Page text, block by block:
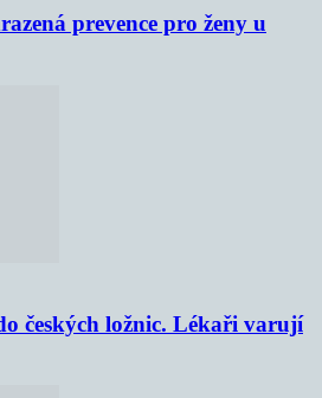
prevence pro ženy u
českých ložnic. Lékaři varují